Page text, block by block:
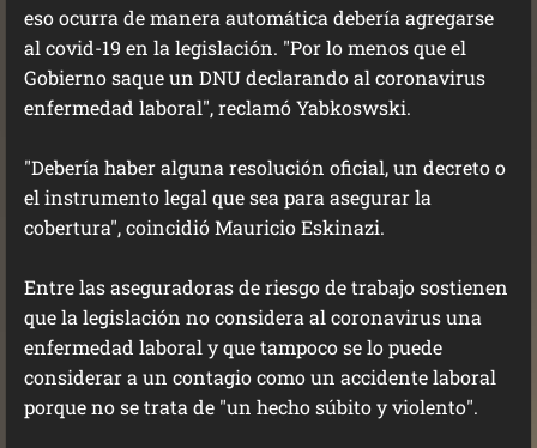
eso ocurra de manera automática debería agregarse
al covid-19 en la legislación. "Por lo menos que el
Gobierno saque un DNU declarando al coronavirus
enfermedad laboral", reclamó Yabkoswski.
"Debería haber alguna resolución oficial, un decreto o
el instrumento legal que sea para asegurar la
cobertura", coincidió Mauricio Eskinazi.
Entre las aseguradoras de riesgo de trabajo sostienen
que la legislación no considera al coronavirus una
enfermedad laboral y que tampoco se lo puede
considerar a un contagio como un accidente laboral
porque no se trata de "un hecho súbito y violento".